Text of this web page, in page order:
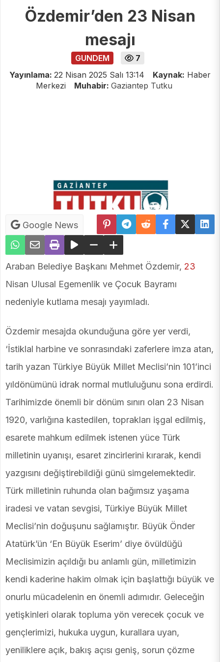
Özdemir’den 23 Nisan
mesajı
GUNDEM
7
Yayınlama: 22 Nisan 2025 Salı 13:14 Kaynak: Haber
Merkezi
Muhabir: Gaziantep Tutku
Google News
Araban Belediye Başkanı Mehmet Özdemir, 23
Nisan Ulusal Egemenlik ve Çocuk Bayramı
nedeniyle kutlama mesajı yayımladı.
Özdemir mesajda okunduğuna göre yer verdi,
‘İstiklal harbine ve sonrasındaki zaferlere imza atan,
tarih yazan Türkiye Büyük Millet Meclisi’nin 101’inci
yıldönümünü idrak normal mutluluğunu sona erdirdi.
Tarihimizde önemli bir dönüm sınırı olan 23 Nisan
1920, varlığına kastedilen, toprakları işgal edilmiş,
esarete mahkum edilmek istenen yüce Türk
milletinin uyanışı, esaret zincirlerini kırarak, kendi
yazgısını değiştirebildiği günü simgelemektedir.
Türk milletinin ruhunda olan bağımsız yaşama
iradesi ve vatan sevgisi, Türkiye Büyük Millet
Meclisi’nin doğuşunu sağlamıştır. Büyük Önder
Atatürk’ün ‘En Büyük Eserim’ diye övüldüğü
Meclisimizin açıldığı bu anlamlı gün, milletimizin
kendi kaderine hakim olmak için başlattığı büyük ve
onurlu mücadelenin en önemli adımıdır. Geleceğin
yetişkinleri olarak topluma yön verecek çocuk ve
gençlerimizi, hukuka uygun, kurallara uyan,
yeniliklere açık, bakış açısı geniş, sorun çözme